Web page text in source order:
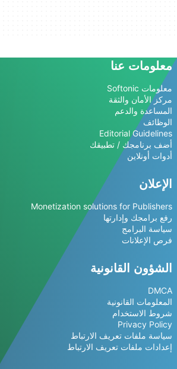
معلومات عنا
معلومات Softonic
مركز الأمان والثقة
المساعدة والدعم
الوظائف
Editorial Guidelines
أضف برنامجك / تطبيقك
أدوات أونلاين
الإعلان
Monetization solutions for Publishers
رفع برامجك وإدارتها
سياسة البرامج
فرص الإعلانات
الشؤون القانونية
DMCA
المعلومات القانونية
شروط الاستخدام
Privacy Policy
سياسة ملفات تعريف الارتباط
إعدادات ملفات تعريف الارتباط